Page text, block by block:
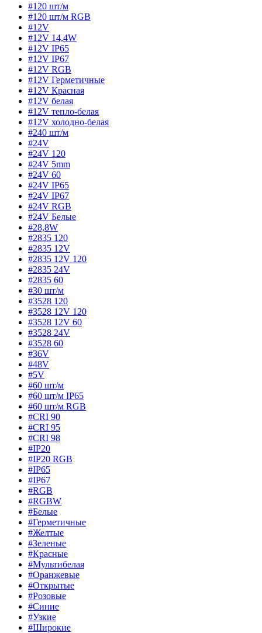
#120 шт/м
#120 шт/м RGB
#12V
#12V 14,4W
#12V IP65
#12V IP67
#12V RGB
#12V Герметичные
#12V Красная
#12V белая
#12V тепло-белая
#12V холодно-белая
#240 шт/м
#24V
#24V 120
#24V 5mm
#24V 60
#24V IP65
#24V IP67
#24V RGB
#24V Белые
#28,8W
#2835 120
#2835 12V
#2835 12V 120
#2835 24V
#2835 60
#30 шт/м
#3528 120
#3528 12V 120
#3528 12V 60
#3528 24V
#3528 60
#36V
#48V
#5V
#60 шт/м
#60 шт/м IP65
#60 шт/м RGB
#CRI 90
#CRI 95
#CRI 98
#IP20
#IP20 RGB
#IP65
#IP67
#RGB
#RGBW
#Белые
#Герметичные
#Желтые
#Зеленые
#Красные
#Мультибелая
#Оранжевые
#Открытые
#Розовые
#Синие
#Узкие
#Широкие